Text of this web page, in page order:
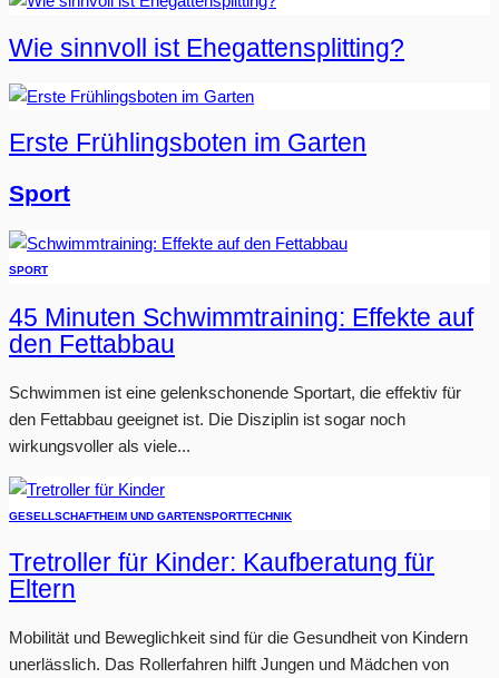
Wie sinnvoll ist Ehegattensplitting?
Erste Frühlingsboten im Garten
Sport
SPORT
45 Minuten Schwimmtraining: Effekte auf
den Fettabbau
Schwimmen ist eine gelenkschonende Sportart, die effektiv für
den Fettabbau geeignet ist. Die Disziplin ist sogar noch
wirkungsvoller als viele...
GESELLSCHAFTHEIM UND GARTENSPORTTECHNIK
Tretroller für Kinder: Kaufberatung für
Eltern
Mobilität und Beweglichkeit sind für die Gesundheit von Kindern
unerlässlich. Das Rollerfahren hilft Jungen und Mädchen von